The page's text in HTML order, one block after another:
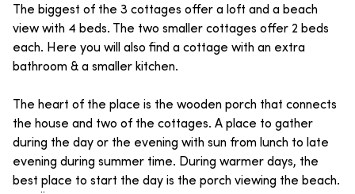
The biggest of the 3 cottages offer a loft and a beach
view with 4 beds. The two smaller cottages offer 2 beds
each. Here you will also find a cottage with an extra
bathroom & a smaller kitchen.
The heart of the place is the wooden porch that connects
the house and two of the cottages. A place to gather
during the day or the evening with sun from lunch to late
evening during summer time. During warmer days, the
best place to start the day is the porch viewing the beach.